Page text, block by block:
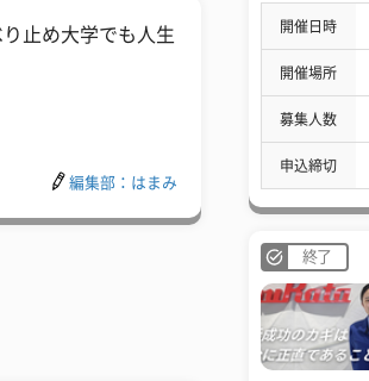
止め大学でも人生
編集部：はまみ
開催日時
開催場所
募集人数
申込締切
終了